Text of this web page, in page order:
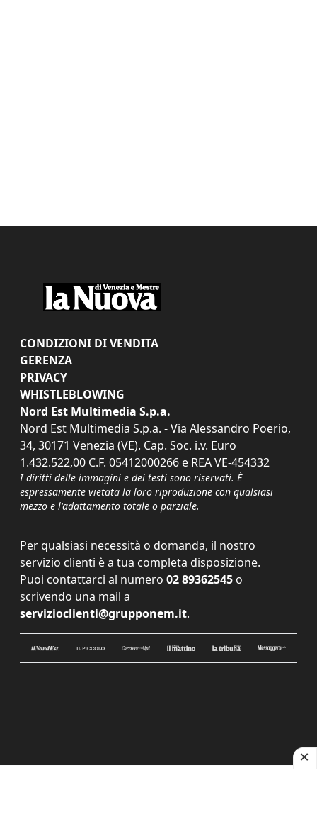
CONDIZIONI DI VENDITA
GERENZA
PRIVACY
WHISTLEBLOWING
Nord Est Multimedia S.p.a.
Nord Est Multimedia S.p.a. - Via Alessandro Poerio,
34, 30171 Venezia (VE). Cap. Soc. i.v. Euro
1.432.522,00 C.F. 05412000266 e REA VE-454332
I diritti delle immagini e dei testi sono riservati. È
espressamente vietata la loro riproduzione con qualsiasi
mezzo e l'adattamento totale o parziale.
Per qualsiasi necessità o domanda, il nostro
servizio clienti è a tua completa disposizione.
Puoi contattarci al numero 02 89362545 o
scrivendo una mail a
servizioclienti@grupponem.it.